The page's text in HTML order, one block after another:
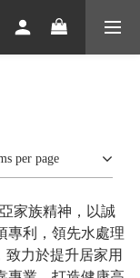
per page
家族精神，以誠
專利，領先水處理
力於提升居家用